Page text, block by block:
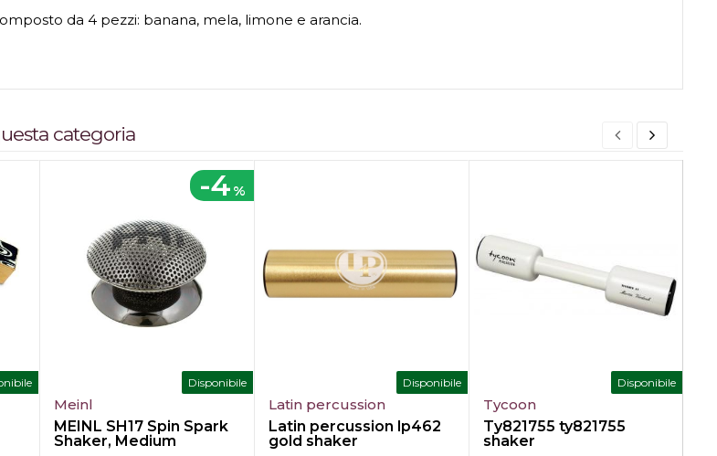
da 4 pezzi: banana, mela, limone e arancia.
categoria
-4 %
Disponibile
Meinl
MEINL SH17 Spin Spark
Shaker, Medium
Disponibile
Latin percussion
Latin percussion lp462
gold shaker
Disponibile
Tycoon
Ty821755 ty821755
shaker